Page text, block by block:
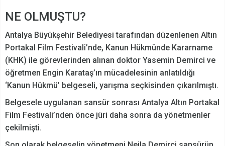
NE OLMUŞTU?
Antalya Büyükşehir Belediyesi tarafından düzenlenen Altın
Portakal Film Festivali’nde, Kanun Hükmünde Kararname
(KHK) ile görevlerinden alınan doktor Yasemin Demirci ve
öğretmen Engin Karataş’ın mücadelesinin anlatıldığı
‘Kanun Hükmü’ belgeseli, yarışma seçkisinden çıkarılmıştı.
Belgesele uygulanan sansür sonrası Antalya Altın Portakal
Film Festivali’nden önce jüri daha sonra da yönetmenler
çekilmişti.